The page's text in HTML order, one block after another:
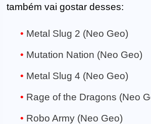
também vai gostar desses:
Metal Slug 2 (Neo Geo)
Mutation Nation (Neo Geo)
Metal Slug 4 (Neo Geo)
Rage of the Dragons (Neo
Robo Army (Neo Geo)